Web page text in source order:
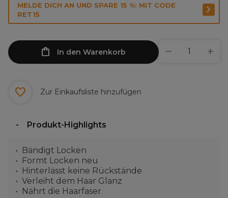
MELDE DICH AN UND SPARE 15 %: MIT CODE
RET15
In den Warenkorb
Zur Einkaufsliste hinzufügen
Produkt-Highlights
Bändigt Locken
Formt Locken neu
Hinterlässt keine Rückstände
Verleiht dem Haar Glanz
Nährt die Haarfaser